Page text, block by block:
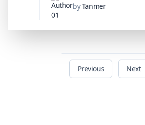
byTanmer
Previous Next